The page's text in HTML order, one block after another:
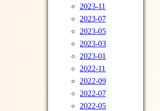
2023-11
2023-07
2023-05
2023-03
2023-01
2022-11
2022-09
2022-07
2022-05